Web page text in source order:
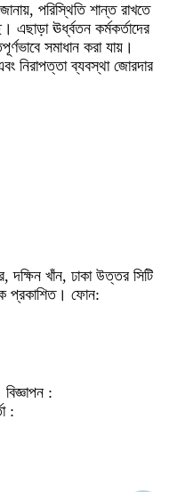
পরিস্থিতি শান্ত রাখতে
এছাড়া ঊর্ধ্বতন কর্মকর্তাদের
সমাধান করা যায়।
নিরাপত্তা ব্যবস্থা জোরদার
খাঁন, ঢাকা উত্তর সিটি
প্রকাশিত। ফোন:
:
: